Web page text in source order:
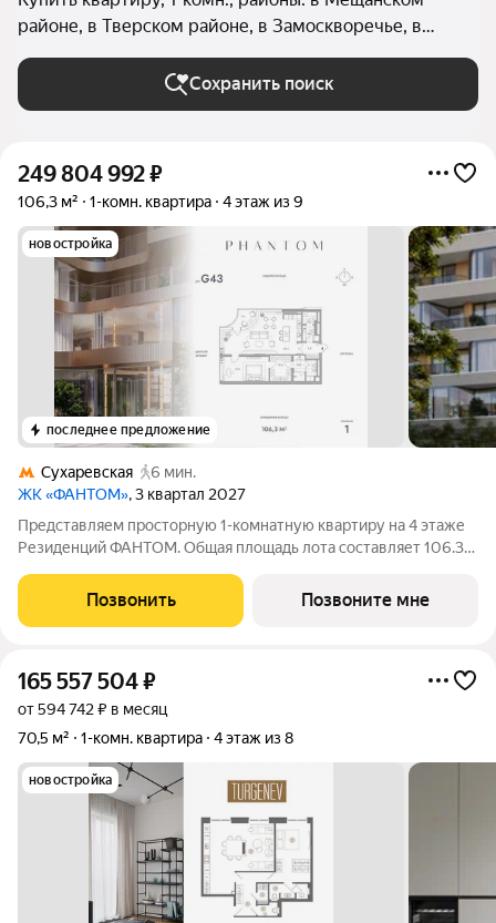
районе, в Тверском районе, в Замоскворечье, в
Красносельском районе (Центральный округ), в
Таганском районе, в Хамовниках, в Арбате, в
Якиманке, в Пресненском районе, в Басманном
Сохранить поиск
249 804 992₽
106,3 м² 1-комн. квартира 4 этаж из 9
новостройка
последнее предложение
Сухаревская
6 мин.
ЖК «ФАНТОМ», 3 квартал 2027
Представляем просторную 1-комнатную квартиру на 4 этаже
Резиденций ФАНТОМ. Общая площадь лота составляет 106.3
большую кухню-гостиную и гостевой санузел. Квартира
предлагается без отделки,
Позвонить Позвоните мне
165 557 504₽
от 594 742 ₽ в месяц
70,5 м²
1-комн. квартира 4 этаж из 8
новостройка